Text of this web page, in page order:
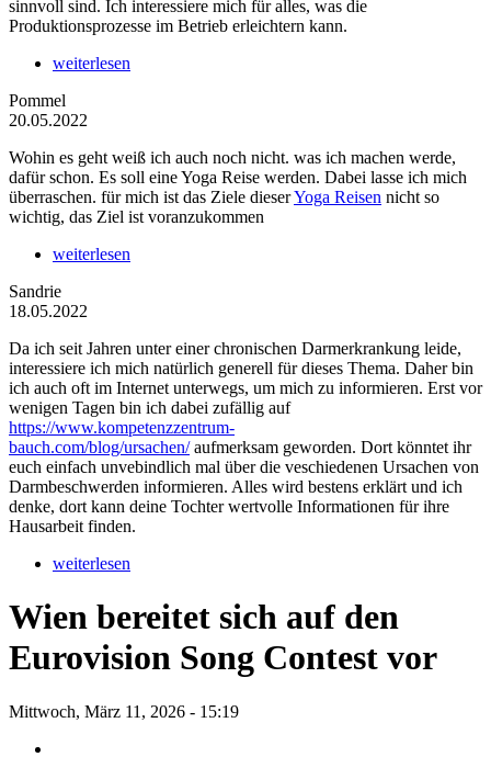
sinnvoll sind. Ich interessiere mich für alles, was die
Produktionsprozesse im Betrieb erleichtern kann.
weiterlesen
Pommel
20.05.2022
Wohin es geht weiß ich auch noch nicht. was ich machen werde,
dafür schon. Es soll eine Yoga Reise werden. Dabei lasse ich mich
überraschen. für mich ist das Ziele dieserYoga Reisen nicht so
wichtig, das Ziel ist voranzukommen
weiterlesen
Sandrie
18.05.2022
Da ich seit Jahren unter einer chronischen Darmerkrankung leide,
interessiere ich mich natürlich generell für dieses Thema. Daher bin
ich auch oft im Internet unterwegs, um mich zu informieren. Erst vor
wenigen Tagen bin ich dabei zufällig auf
https://www.kompetenzzentrum-
bauch.com/blog/ursachen/aufmerksam geworden. Dort könntet ihr
euch einfach unvebindlich mal über die veschiedenen Ursachen von
Darmbeschwerden informieren. Alles wird bestens erklärt und ich
denke, dort kann deine Tochter wertvolle Informationen für ihre
Hausarbeit finden.
weiterlesen
Wien bereitet sich auf den
Eurovision Song Contest vor
Mittwoch, März 11, 2026 - 15:19